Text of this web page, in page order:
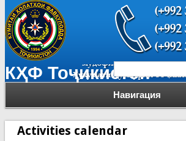
КҲФ Тоҷикистон
Навигация
Форма
Activities calendar